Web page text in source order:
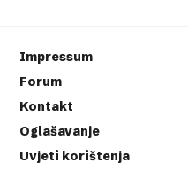
Impressum
Forum
Kontakt
Oglašavanje
Uvjeti korištenja